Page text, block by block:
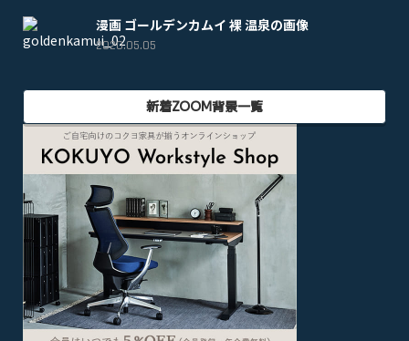
漫画 ゴールデンカムイ 裸 温泉の画像
2020.05.05
新着ZOOM背景一覧